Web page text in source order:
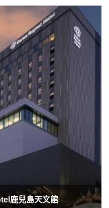
鹿兒島天文館